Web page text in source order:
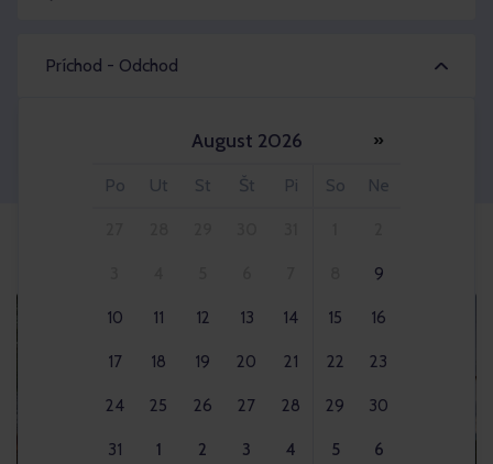
Príchod - Odchod
August 2026 »
Po Ut St Št Pi So Ne
9
10 11 12 13 14 15 16
17 18 19 20 21 22 23
24 25 26 27 28 29 30
31 1 2 3 4 5 6